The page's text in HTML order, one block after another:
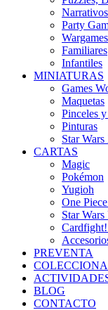
Party
Wargames
Familiares
Infantiles
MINIATURAS
Games
Maquetas
Pinceles
Pinturas
Star
CARTAS
Magic
Pokémon
Yugioh
One
Star
PREVENTA
BLOG
CONTACTO